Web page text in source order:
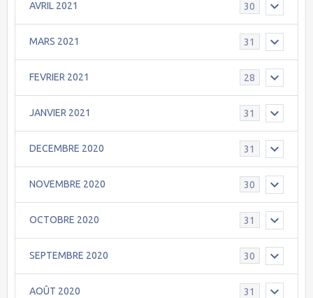
AVRIL 2021 30
MARS 2021 31
FEVRIER 2021 28
JANVIER 2021 31
DECEMBRE 2020 31
NOVEMBRE 2020 30
OCTOBRE 2020 31
SEPTEMBRE 2020 30
AOÛT 2020 31